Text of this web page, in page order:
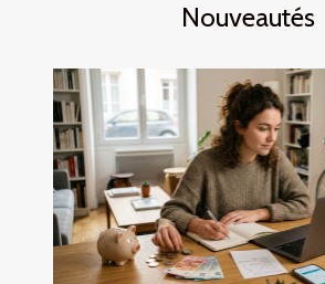
Nouveautés